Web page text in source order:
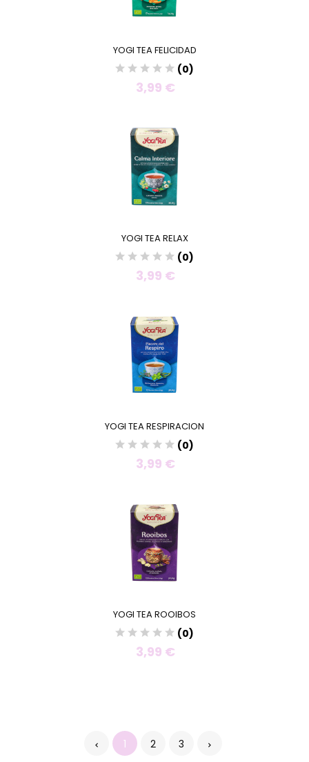
YOGI TEA FELICIDAD
(0)
3,99 €
YOGI TEA RELAX
(0)
3,99 €
YOGI TEA RESPIRACION
(0)
3,99 €
YOGI TEA ROOIBOS
(0)
3,99 €
1 2 3